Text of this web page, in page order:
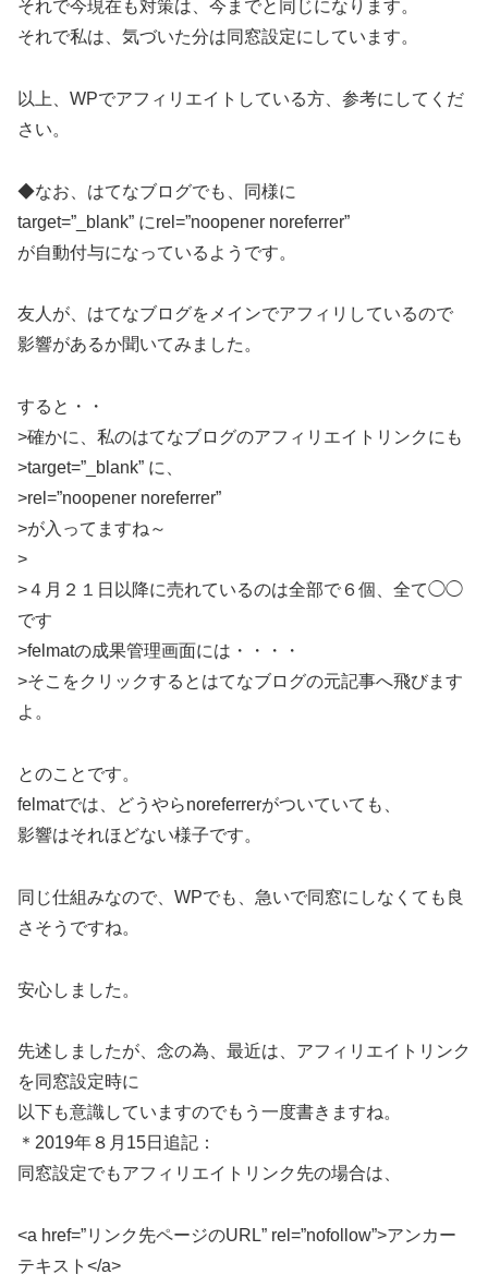
それで今現在も対策は、今までと同じになります。
それで私は、気づいた分は同窓設定にしています。
以上、WPでアフィリエイトしている方、参考にしてくだ
さい。
◆なお、はてなブログでも、同様に
target=”_blank” にrel=”noopener noreferrer”
が自動付与になっているようです。
友人が、はてなブログをメインでアフィリしているので
影響があるか聞いてみました。
すると・・
>確かに、私のはてなブログのアフィリエイトリンクにも
>target=”_blank” に、
>rel=”noopener noreferrer”
>が入ってますね～
>
>４月２１日以降に売れているのは全部で６個、全て◯◯
です
>felmatの成果管理画面には・・・・
>そこをクリックするとはてなブログの元記事へ飛びます
よ。
とのことです。
felmatでは、どうやらnoreferrerがついていても、
影響はそれほどない様子です。
同じ仕組みなので、WPでも、急いで同窓にしなくても良
さそうですね。
安心しました。
先述しましたが、念の為、最近は、アフィリエイトリンク
を同窓設定時に
以下も意識していますのでもう一度書きますね。
＊2019年８月15日追記：
同窓設定でもアフィリエイトリンク先の場合は、
<a href=”リンク先ページのURL” rel=”nofollow”>アンカー
テキスト</a>